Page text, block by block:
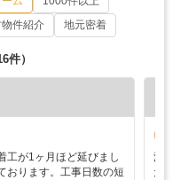
件紹介 地元密着
件）
工が1ヶ月ほど延びまし
おります。工事日数の短
浴
た